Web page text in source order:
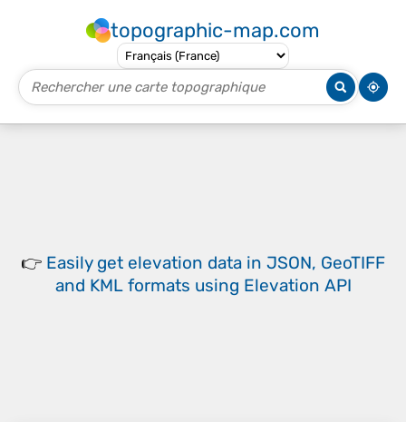
topographic-map.com
👉 Easily get elevation data in JSON, GeoTIFF
and KML formats using Elevation API